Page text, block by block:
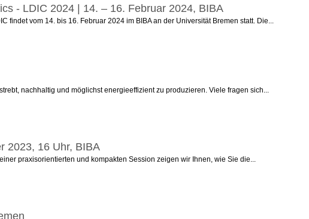
- LDIC 2024 | 14. – 16. Februar 2024, BIBA
vom 14. bis 16. Februar 2024 im BIBA an der Universität Bremen statt. Die...
nachhaltig und möglichst energieeffizient zu produzieren. Viele fragen sich...
2023, 16 Uhr, BIBA
praxisorientierten und kompakten Session zeigen wir Ihnen, wie Sie die...